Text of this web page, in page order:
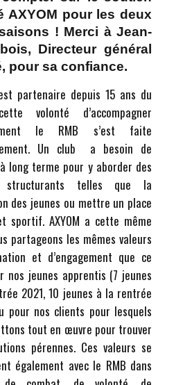
AXYOM pour les deux
! Merci à Jean-
Directeur général
pour sa confiance.
partenaire depuis 15 ans du
volonté d’accompagner
le RMB s’est faite
Un club a besoin de
long terme pour y aborder des
structurants telles que la
des jeunes ou mettre un place
sportif. AXYOM a cette même
partageons les mêmes valeurs
et d’engagement que ce
nos jeunes apprentis (7 jeunes
2021, 10 jeunes à la rentrée
pour nos clients pour lesquels
tout en œuvre pour trouver
pérennes. Ces valeurs se
également avec le RMB dans